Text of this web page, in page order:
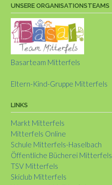
UNSERE ORGANISATIONSTEAMS
Basarteam Mitterfels
Eltern-Kind-Gruppe Mitterfels
LINKS
Markt Mitterfels
Mitterfels Online
Schule Mitterfels-Haselbach
Öffentliche Bücherei Mitterfels
TSV Mitterfels
Skiclub Mitterfels